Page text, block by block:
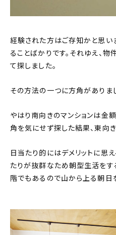
経験された方はご存知かと思い
ることばかりです。それゆえ、
て探しました。
その方法の一つに方角がありま
やはり南向きのマンションは金
角を気にせず探した結果、東向
日当たり的にはデメリットに思
たりが抜群なため朝型生活をす
階でもあるので山から上る朝日